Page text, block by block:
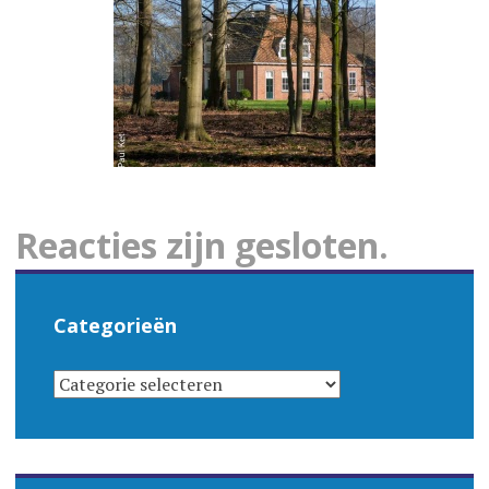
Reacties zijn gesloten.
Categorieën
CATEGORIEËN